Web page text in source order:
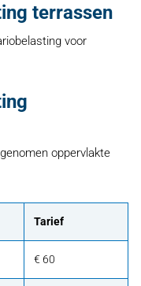
terrassen
voor
oppervlakte
Tarief
€ 60